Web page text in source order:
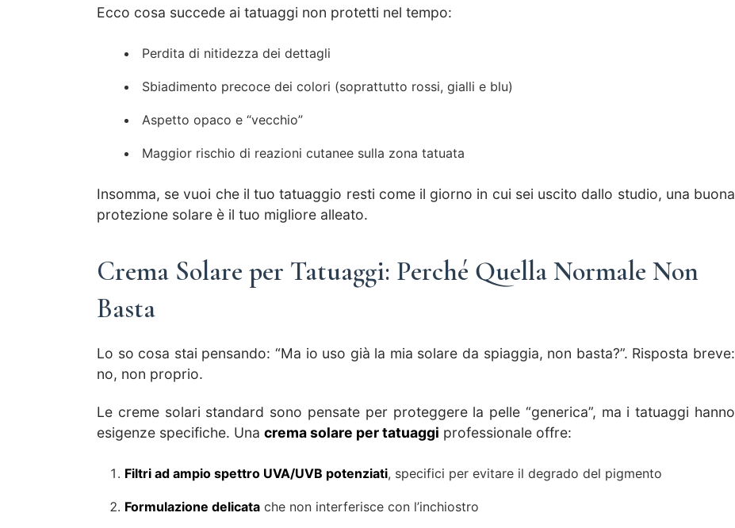
Ecco cosa succede ai tatuaggi non protetti nel tempo:
Perdita di nitidezza dei dettagli
Sbiadimento precoce dei colori (soprattutto rossi, gialli e blu)
Aspetto opaco e “vecchio”
Maggior rischio di reazioni cutanee sulla zona tatuata
Insomma, se vuoi che il tuo tatuaggio resti come il giorno in cui sei uscito dallo studio, una buona
protezione solare è il tuo migliore alleato.
Crema Solare per Tatuaggi: Perché Quella Normale Non
Basta
Lo so cosa stai pensando: “Ma io uso già la mia solare da spiaggia, non basta?”. Risposta breve:
no, non proprio.
Le creme solari standard sono pensate per proteggere la pelle “generica”, ma i tatuaggi hanno
esigenze specifiche. Una crema solare per tatuaggi professionale offre:
Filtri ad ampio spettro UVA/UVB potenziati, specifici per evitare il degrado del pigmento
Formulazione delicata che non interferisce con l’inchiostro